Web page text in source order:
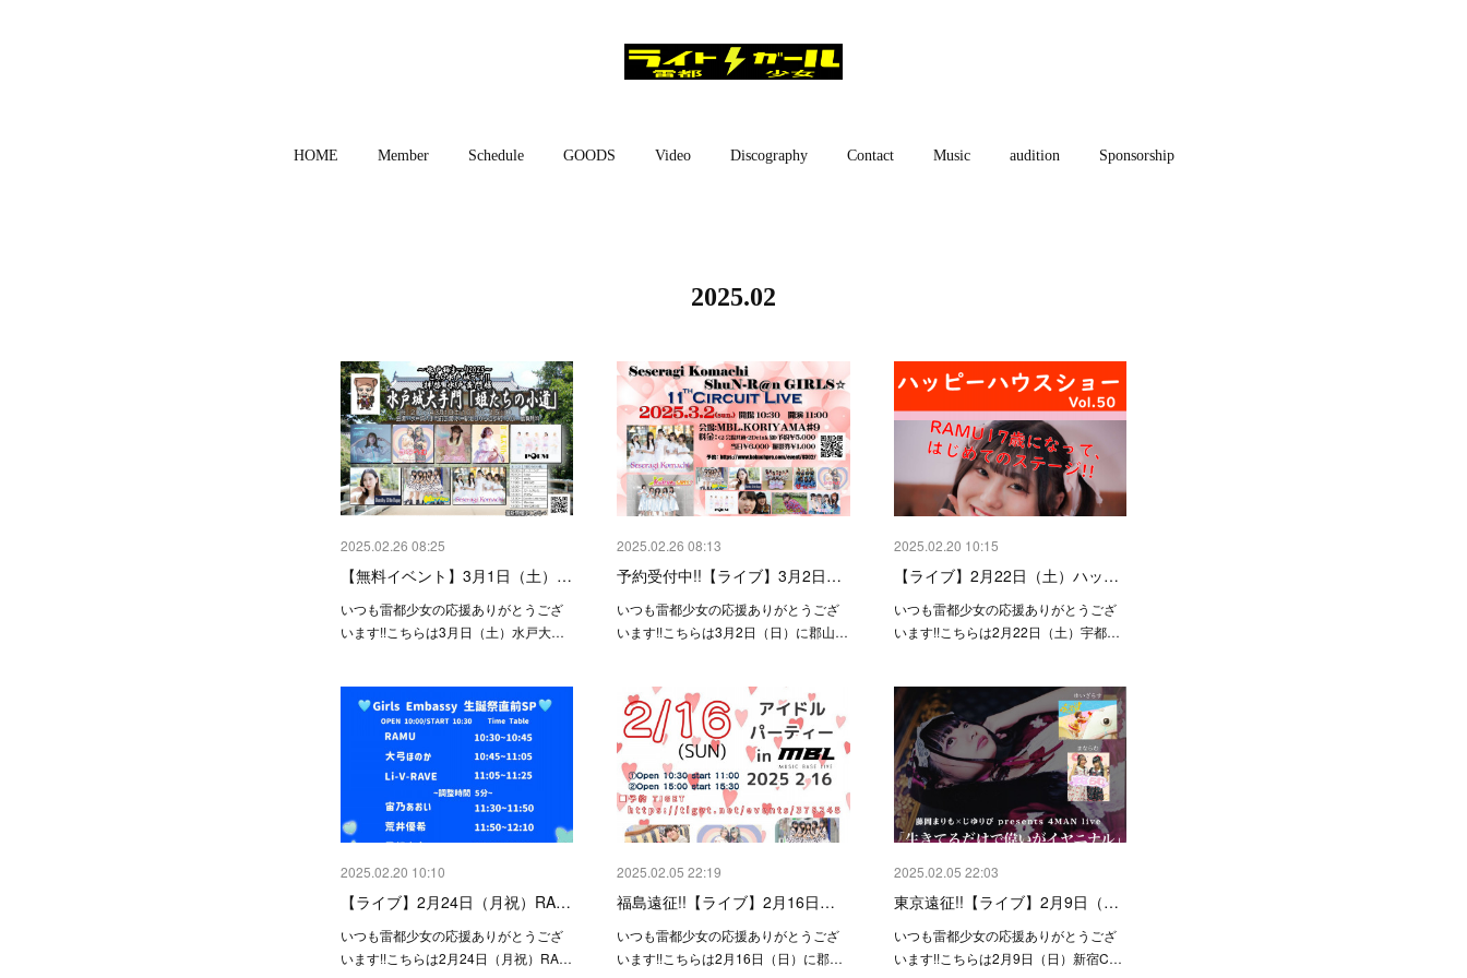
HOME Member Schedule GOODS Video Discography Contact Music audition Sponsorship
2025.02
2025.02.26 08:25
【無料イベント】3月1日（土）…
いつも雷都少女の応援ありがとうござ
います!!こちらは3月日（土）水戸大…
2025.02.26 08:13
予約受付中!!【ライブ】3月2日…
いつも雷都少女の応援ありがとうござ
います!!こちらは3月2日（日）に郡山…
2025.02.20 10:15
【ライブ】2月22日（土）ハッ…
いつも雷都少女の応援ありがとうござ
います!!こちらは2月22日（土）宇都…
2025.02.20 10:10
【ライブ】2月24日（月祝）RA…
いつも雷都少女の応援ありがとうござ
います!!こちらは2月24日（月祝）RA…
2025.02.05 22:19
福島遠征!!【ライブ】2月16日…
いつも雷都少女の応援ありがとうござ
います!!こちらは2月16日（日）に郡…
2025.02.05 22:03
東京遠征!!【ライブ】2月9日（…
いつも雷都少女の応援ありがとうござ
います!!こちらは2月9日（日）新宿C…